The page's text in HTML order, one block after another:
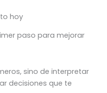
hoy
paso para mejorar
sino de interpretar
decisiones que te